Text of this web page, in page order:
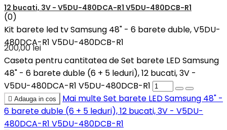
12 bucati, 3V - V5DU-480DCA-R1 V5DU-480DCB-R1
(0)
Kit barete led tv Samsung 48" - 6 barete duble, V5DU-
480DCA-R1 V5DU-480DCB-R1
200,00 lei
Caseta pentru cantitatea de Set barete LED Samsung
48" - 6 barete duble (6 + 5 leduri), 12 bucati, 3V -
V5DU-480DCA-R1 V5DU-480DCB-R1
 Adauga in cos Mai multeSet barete LED Samsung 48" -
6 barete duble (6 + 5 leduri), 12 bucati, 3V - V5DU-
480DCA-R1 V5DU-480DCB-R1